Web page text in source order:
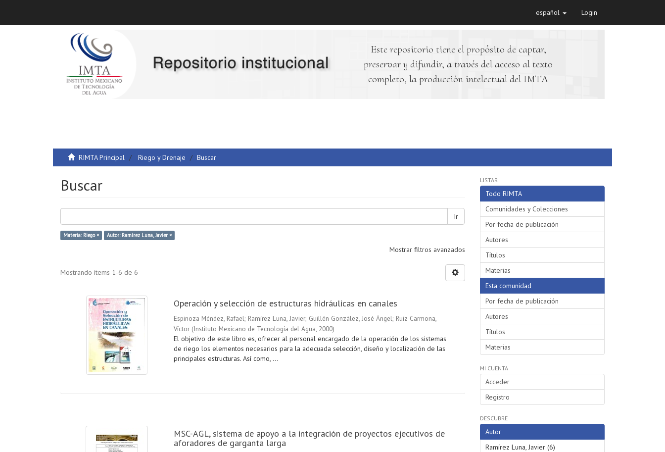
español Login
Este repositorio tiene el propósito de captar,
preservar y difundir, a través del acceso al texto
completo, la producción intelectual del IMTA
RIMTA Principal Riego y Drenaje Buscar
Buscar
Ir
Materia: Riego × Autor: Ramírez Luna, Javier ×
Mostrar filtros avanzados
Mostrando ítems 1-6 de 6
Operación y selección de estructuras hidráulicas en canales
Espinoza Méndez, Rafael; Ramírez Luna, Javier; Guillén González, José Ángel; Ruiz Carmona,
Víctor (Instituto Mexicano de Tecnología del Agua, 2000)
El objetivo de este libro es, ofrecer al personal encargado de la operación de los sistemas
de riego los elementos necesarios para la adecuada selección, diseño y localización de las
principales estructuras. Así como, ...
MSC-AGL, sistema de apoyo a la integración de proyectos ejecutivos de
aforadores de garganta larga
LISTAR
Todo RIMTA
Comunidades y Colecciones
Por fecha de publicación
Autores
Títulos
Materias
Esta comunidad
Por fecha de publicación
Autores
Títulos
Materias
MI CUENTA
Acceder
Registro
DESCUBRE
Autor
Ramírez Luna, Javier (6)